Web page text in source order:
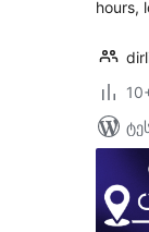
hours,